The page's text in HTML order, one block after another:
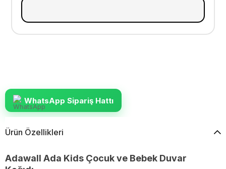
WhatsApp Sipariş Hattı
Ürün Özellikleri
Adawall Ada Kids Çocuk ve Bebek Duvar